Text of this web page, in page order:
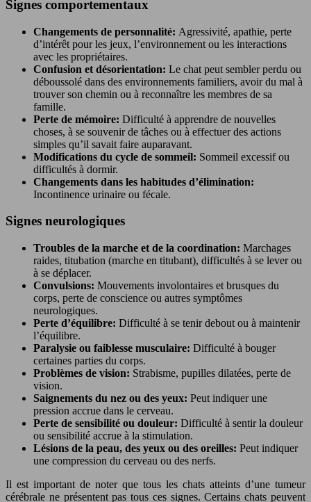
Signes comportementaux
Changements de personnalité: Agressivité, apathie, perte
d’intérêt pour les jeux, l’environnement ou les interactions
avec les propriétaires.
Confusion et désorientation: Le chat peut sembler perdu ou
déboussolé dans des environnements familiers, avoir du mal à
trouver son chemin ou à reconnaître les membres de sa
famille.
Perte de mémoire: Difficulté à apprendre de nouvelles
choses, à se souvenir de tâches ou à effectuer des actions
simples qu’il savait faire auparavant.
Modifications du cycle de sommeil: Sommeil excessif ou
difficultés à dormir.
Changements dans les habitudes d’élimination:
Incontinence urinaire ou fécale.
Signes neurologiques
Troubles de la marche et de la coordination: Marchages
raides, titubation (marche en titubant), difficultés à se lever ou
à se déplacer.
Convulsions: Mouvements involontaires et brusques du
corps, perte de conscience ou autres symptômes
neurologiques.
Perte d’équilibre: Difficulté à se tenir debout ou à maintenir
l’équilibre.
Paralysie ou faiblesse musculaire: Difficulté à bouger
certaines parties du corps.
Problèmes de vision: Strabisme, pupilles dilatées, perte de
vision.
Saignements du nez ou des yeux: Peut indiquer une
pression accrue dans le cerveau.
Perte de sensibilité ou douleur: Difficulté à sentir la douleur
ou sensibilité accrue à la stimulation.
Lésions de la peau, des yeux ou des oreilles: Peut indiquer
une compression du cerveau ou des nerfs.
Il est important de noter que tous les chats atteints d’une tumeur
cérébrale ne présentent pas tous ces signes. Certains chats peuvent